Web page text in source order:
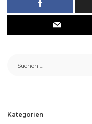
Kategorien